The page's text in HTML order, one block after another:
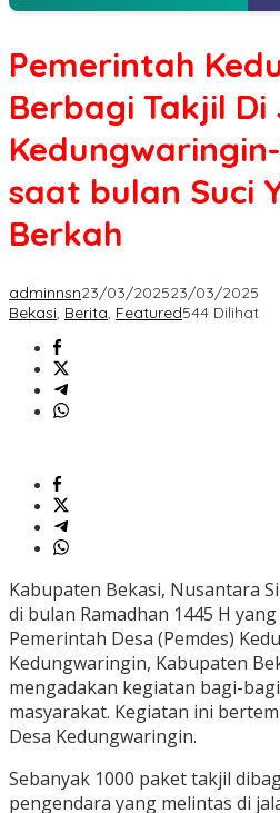
Pemerintah
Berbagi Takjil Di
saat bulan Suci
Berkah
adminnsn23/03/202523/03/2025
Bekasi, Berita, Featured544 Dilihat
Kabupaten Bekasi, Nusantara
di bulan Ramadhan 1445 H
Pemerintah Desa (Pemdes)
Kedungwaringin, Kabupaten
mengadakan kegiatan bagi-
masyarakat. Kegiatan ini
Desa Kedungwaringin.
Sebanyak 1000 paket takjil
pengendara yang melintas di